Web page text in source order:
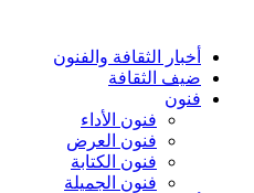
أخبار الثقافة والفنون
ضيف الثقافة
فنون
فنون الأداء
فنون العرض
فنون الكتابة
فنون الجميلة